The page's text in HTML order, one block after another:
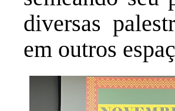
diversas
em outros